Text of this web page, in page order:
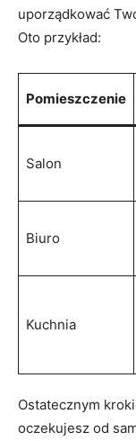
uporządkować
Oto przykład:
Pomieszczenie
Salon
Biuro
Kuchnia
Ostatecznym
oczekujesz od⁢